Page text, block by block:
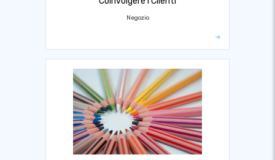
Negozio